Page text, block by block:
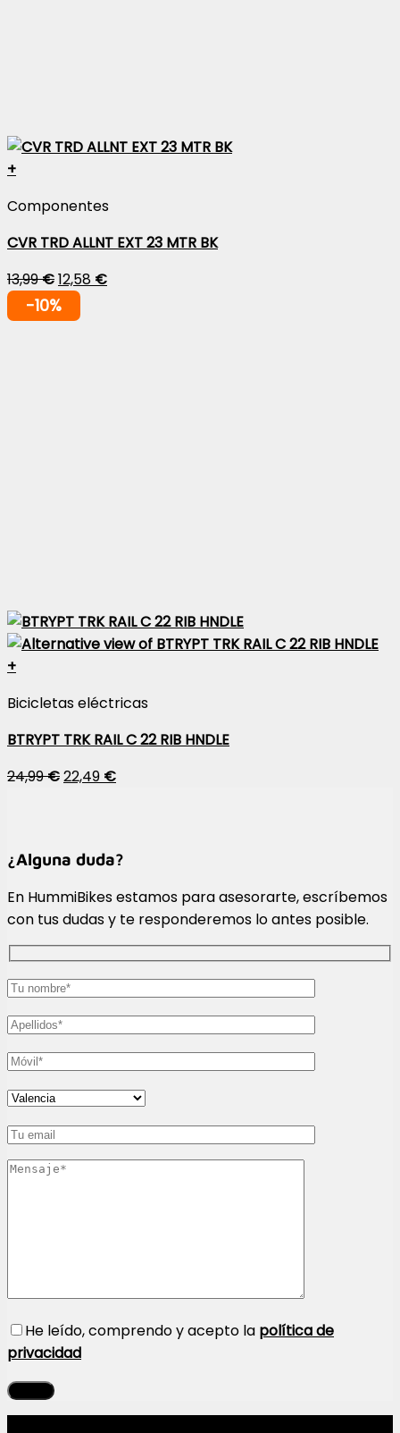
+
Componentes
CVR TRD ALLNT EXT 23 MTR BK
13,99€12,58 €
-10%
+
Bicicletas eléctricas
BTRYPT TRK RAIL C 22 RIB HNDLE
24,99€22,49 €
¿Alguna duda?
En HummiBikes estamos para asesorarte, escríbemos
con tus dudas y te responderemos lo antes posible.
He leído, comprendo y acepto la política de
privacidad